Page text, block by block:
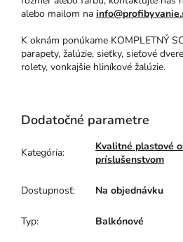
alebo mailom na
K oknám ponúkame KOMPLETNÝ
parapety, žalúzie, sieťky, sieťové
rolety, vonkajšie hliníkové žalúzie.
Dodatočné parametre
Kategória:
Kvalitné plastové
príslušenstvom
Dostupnosť: Na objednávku
Typ: Balkónové